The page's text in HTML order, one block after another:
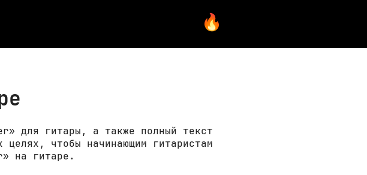
для гитары, а также полный текст
чтобы начинающим гитаристам
на гитаре.